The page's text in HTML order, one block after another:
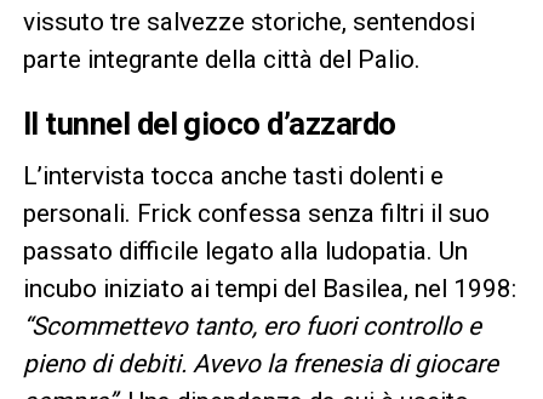
vissuto tre salvezze storiche, sentendosi
parte integrante della città del Palio.
Il tunnel del gioco d’azzardo
L’intervista tocca anche tasti dolenti e
personali. Frick confessa senza filtri il suo
passato difficile legato alla ludopatia. Un
incubo iniziato ai tempi del Basilea, nel 1998:
“Scommettevo tanto, ero fuori controllo e
pieno di debiti. Avevo la frenesia di giocare